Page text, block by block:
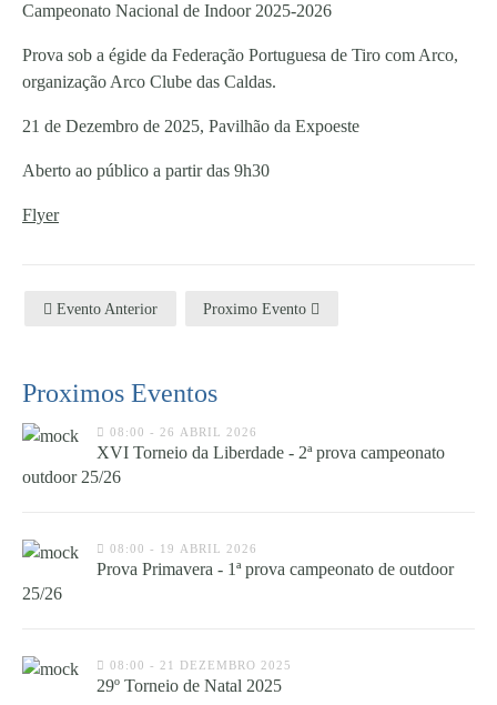
Campeonato Nacional de Indoor 2025-2026
Prova sob a égide da Federação Portuguesa de Tiro com Arco,
organização Arco Clube das Caldas.
21 de Dezembro de 2025, Pavilhão da Expoeste
Aberto ao público a partir das 9h30
Flyer
Evento Anterior Proximo Evento
Proximos Eventos
08:00 - 26 ABRIL 2026
XVI Torneio da Liberdade - 2ª prova campeonato
outdoor 25/26
08:00 - 19 ABRIL 2026
Prova Primavera - 1ª prova campeonato de outdoor
25/26
08:00 - 21 DEZEMBRO 2025
29º Torneio de Natal 2025